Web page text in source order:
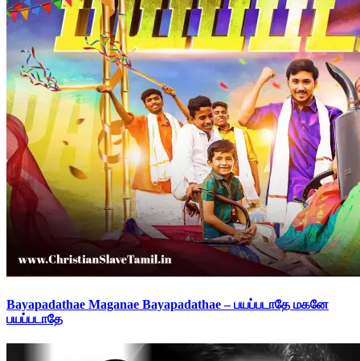
Bayapadathae Maganae Bayapadathae – பயப்படாதே மகனே
பயப்படாதே